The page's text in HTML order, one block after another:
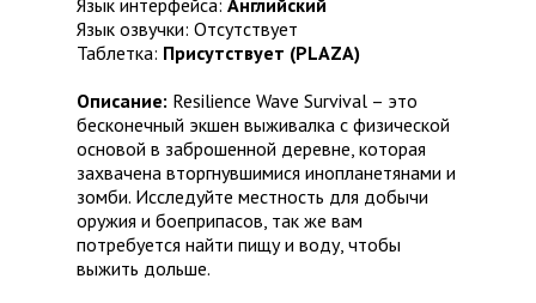
Язык интерфейса: Английский
Язык озвучки: Отсутствует
Таблетка: Присутствует (PLAZA)
Описание: Resilience Wave Survival – это
бесконечный экшен выживалка с физической
основой в заброшенной деревне, которая
захвачена вторгнувшимися инопланетянами и
зомби. Исследуйте местность для добычи
оружия и боеприпасов, так же вам
потребуется найти пищу и воду, чтобы
выжить дольше.